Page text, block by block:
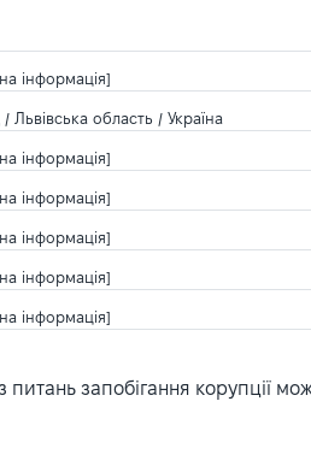
інформація]
Львівська область / Україна
інформація]
інформація]
інформація]
інформація]
інформація]
запобігання корупції